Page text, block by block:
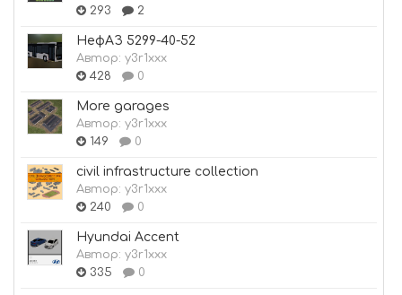
293
2
НефАЗ 5299-40-52
Автор: y3r1xxx
428
0
More garages
Автор: y3r1xxx
149
0
civil infrastructure collection
Автор: y3r1xxx
240
0
Hyundai Accent
Автор: y3r1xxx
335
0